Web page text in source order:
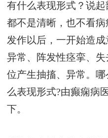
有什么表现形式？说
都不是清晰，也不看
发作以后，一开始造
异常、阵发性痉挛、
位产生抽搐、异常。
么表现形式?由癫痫病
下。